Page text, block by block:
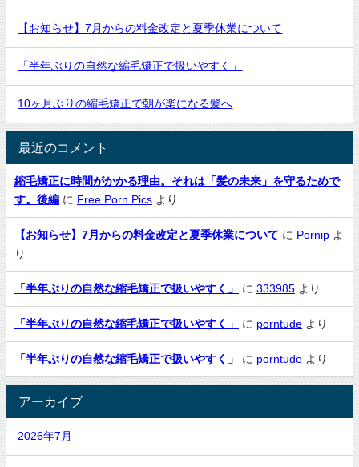
【お知らせ】7月からの料金改定と夏季休業について
「半年ぶりの自然な縮毛矯正で扱いやすく」
10ヶ月ぶりの縮毛矯正で朝が楽になる髪へ
最近のコメント
縮毛矯正に時間がかかる理由。それは「髪の未来」を守るためで
す。後編 に Free Porn Pics より
【お知らせ】7月からの料金改定と夏季休業について に Pornip よ
り
「半年ぶりの自然な縮毛矯正で扱いやすく」 に 333985 より
「半年ぶりの自然な縮毛矯正で扱いやすく」 に porntude より
「半年ぶりの自然な縮毛矯正で扱いやすく」 に porntude より
アーカイブ
2026年7月